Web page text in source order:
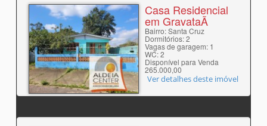
Casa Residencial
em GravataÃ­
Bairro: Santa Cruz
Dormitórios: 2
Vagas de garagem: 1
WC: 2
Disponível para Venda
265.000,00
Ver detalhes deste imóvel